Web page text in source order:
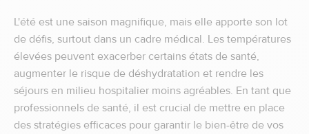
L'été est une saison magnifique, mais elle apporte son lot
de défis, surtout dans un cadre médical. Les températures
élevées peuvent exacerber certains états de santé,
augmenter le risque de déshydratation et rendre les
séjours en milieu hospitalier moins agréables. En tant que
professionnels de santé, il est crucial de mettre en place
des stratégies efficaces pour garantir le bien-être de vos